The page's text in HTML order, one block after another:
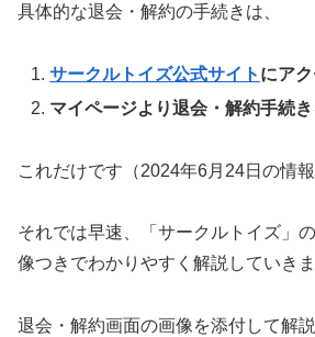
具体的な退会・解約の手続きは、
サークルトイズ公式サイト にア
マイページより退会・解約手続き
これだけです（2024年6月24日の情報
それでは早速、「サークルトイズ」
像つきでわかりやすく解説していきま
退会・解約画面の画像を添付して解